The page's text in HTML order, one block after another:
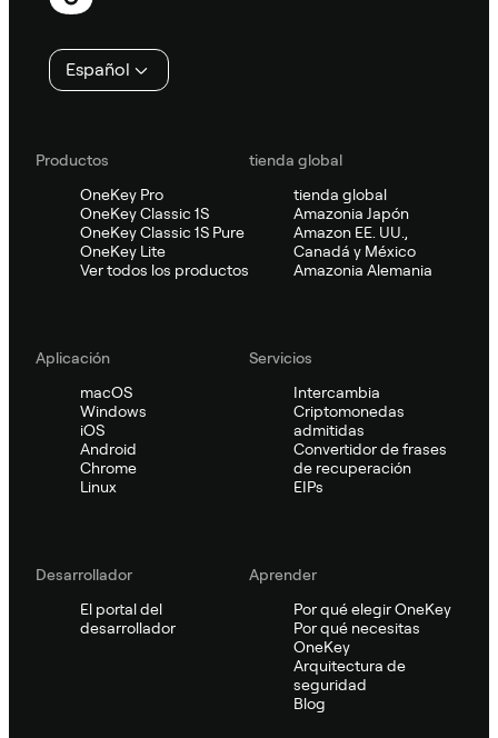
página
Español
Productos
OneKey Pro
OneKey Classic 1S
OneKey Classic 1S Pure
OneKey Lite
Ver todos los productos
tienda global
tienda global
Amazonia Japón
Amazon EE. UU.,
Canadá y México
Amazonia Alemania
Aplicación
macOS
Windows
iOS
Android
Chrome
Linux
Servicios
Intercambia
Criptomonedas
admitidas
Convertidor de frases
de recuperación
EIPs
Desarrollador
El portal del
desarrollador
Aprender
Por qué elegir OneKey
Por qué necesitas
OneKey
Arquitectura de
seguridad
Blog